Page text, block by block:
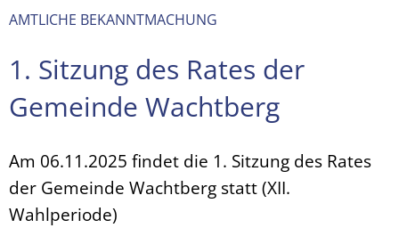
AMTLICHE BEKANNTMACHUNG
1. Sitzung des Rates der
Gemeinde Wachtberg
Am 06.11.2025 findet die 1. Sitzung des Rates
der Gemeinde Wachtberg statt (XII.
Wahlperiode)